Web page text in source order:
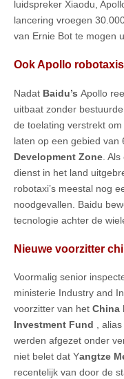
luidspreker Xiaodu,
lancering vroegen
van Ernie Bot te mogen
Ook Apollo
Nadat Baidu’s Apollo
uitbaat zonder
de toelating verstrekt
laten op een gebied van
Development Zone .
dienst in het land
robotaxi’s meestal nog
noodgevallen. Baidu
tecnologie achter de
Nieuwe voorzitter
Voormalig senior
ministerie Industry and
voorzitter van het China
Investment Fund ,
werden afgezet onder
niet belet dat Yangtze
recentelijk van door de